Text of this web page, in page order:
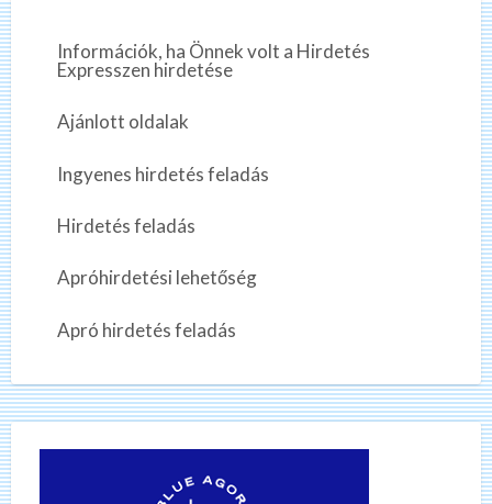
Információk, ha Önnek volt a Hirdetés
Expresszen hirdetése
Ajánlott oldalak
Ingyenes hirdetés feladás
Hirdetés feladás
Apróhirdetési lehetőség
Apró hirdetés feladás